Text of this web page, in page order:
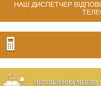
НАШ ДИСПЕТЧЕР
ПЕРЕВЕЗЕННЯ МЕБЛІВ